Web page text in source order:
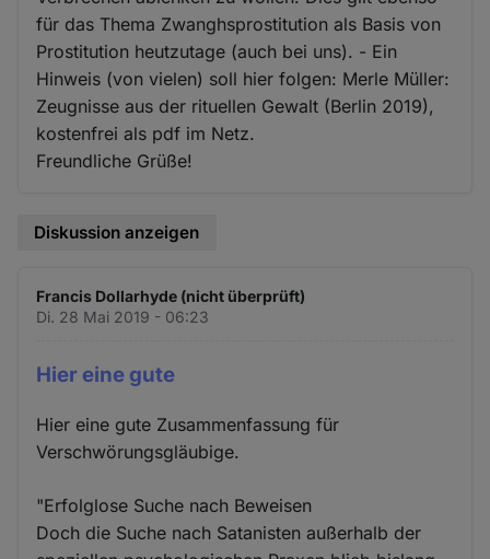
für das Thema Zwanghsprostitution als Basis von
Prostitution heutzutage (auch bei uns). - Ein
Hinweis (von vielen) soll hier folgen: Merle Müller:
Zeugnisse aus der rituellen Gewalt (Berlin 2019),
kostenfrei als pdf im Netz.
Freundliche Grüße!
Diskussion anzeigen
Francis Dollarhyde (nicht überprüft)
Di. 28 Mai 2019 - 06:23
Hier eine gute
Hier eine gute Zusammenfassung für
Verschwörungsgläubige.
"Erfolglose Suche nach Beweisen
Doch die Suche nach Satanisten außerhalb der